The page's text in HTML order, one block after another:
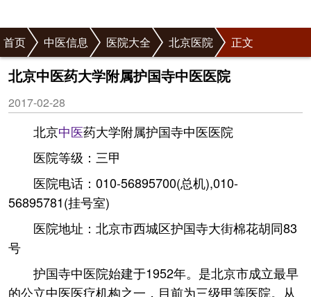
首页 中医信息 医院大全 北京医院 正文
北京中医药大学附属护国寺中医医院
2017-02-28
北京中医药大学附属护国寺中医医院
医院等级：三甲
医院电话：010-56895700(总机),010-
56895781(挂号室)
医院地址：北京市西城区护国寺大街棉花胡同83
号
护国寺中医院始建于1952年。是北京市成立最早
的公立中医医疗机构之一，目前为三级甲等医院。从